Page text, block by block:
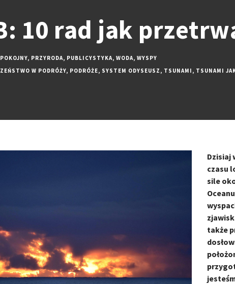
10 rad jak
, PRZYRODA, PUBLICYSTYKA, WODA, WYSPY
W PODRÓŻY, PODRÓŻE, SYSTEM ODYSEUSZ , TSUNAMI , TSUNAMI
Dzisiaj
czasu
sile
także